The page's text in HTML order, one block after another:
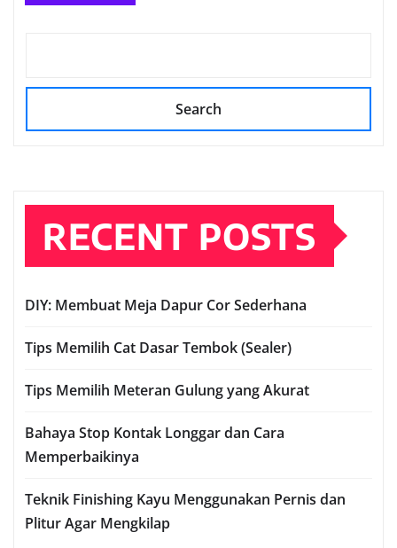
Search
RECENT POSTS
DIY: Membuat Meja Dapur Cor Sederhana
Tips Memilih Cat Dasar Tembok (Sealer)
Tips Memilih Meteran Gulung yang Akurat
Bahaya Stop Kontak Longgar dan Cara
Memperbaikinya
Teknik Finishing Kayu Menggunakan Pernis dan
Plitur Agar Mengkilap